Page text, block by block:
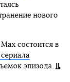
нового
состоится в
эпизода.